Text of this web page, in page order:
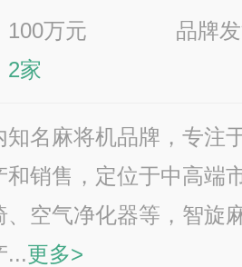
100万元
品牌
2家
知名麻将机品牌，专注
和销售，定位于中高端
、空气净化器等，智旋
...更多>